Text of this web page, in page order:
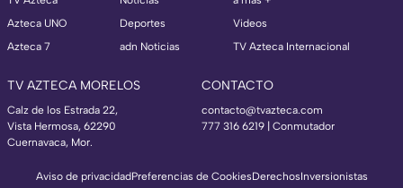
Azteca UNO
Azteca 7
Deportes
adn Noticias
Videos
TV Azteca Internacional
TV AZTECA MORELOS
Calz de los Estrada 22,
Vista Hermosa, 62290
Cuernavaca, Mor.
CONTACTO
contacto@tvazteca.com
777 316 6219 | Conmutador
Aviso de privacidadPreferencias de CookiesDerechosInversionistas